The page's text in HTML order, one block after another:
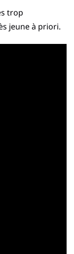
trop
jeune à priori.